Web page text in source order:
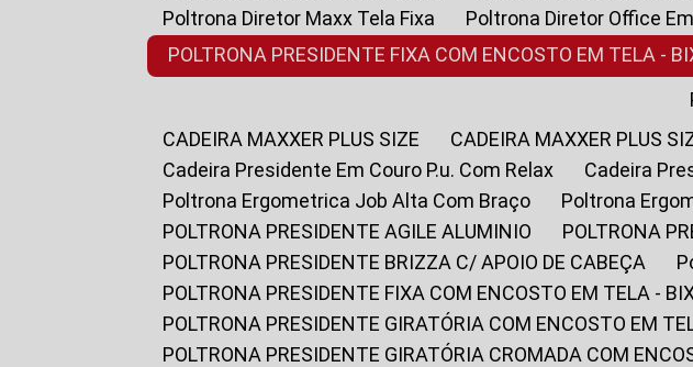
Poltrona Diretor Maxx Tela Fixa
Poltrona Diretor Office
POLTRONA PRESIDENTE FIXA COM ENCOSTO EM TELA -
CADEIRA MAXXER PLUS SIZE
CADEIRA MAXXER PLUS
Cadeira Presidente Em Couro P.u. Com Relax
Cadeira
Poltrona Ergometrica Job Alta Com Braço
Poltrona
POLTRONA PRESIDENTE AGILE ALUMINIO
POLTRONA
POLTRONA PRESIDENTE BRIZZA C/ APOIO DE CABEÇA
POLTRONA PRESIDENTE FIXA COM ENCOSTO EM TELA -
POLTRONA PRESIDENTE GIRATÓRIA COM ENCOSTO EM
POLTRONA PRESIDENTE GIRATÓRIA CROMADA COM